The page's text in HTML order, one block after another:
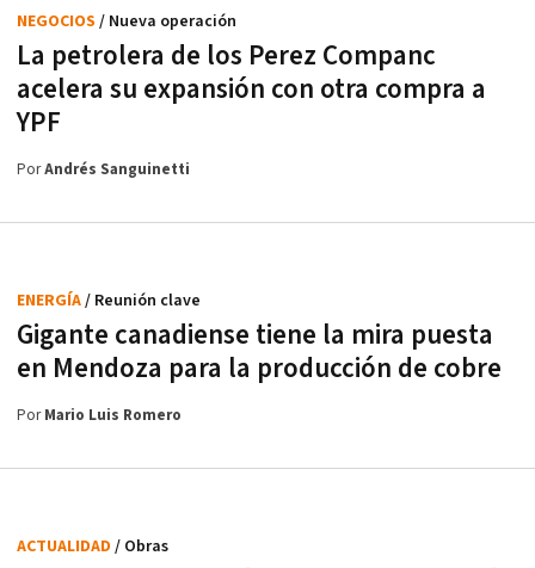
La petrolera de los Perez Companc
acelera su expansión con otra compra a
YPF
NEGOCIOS / Nueva operación
PorAndrés Sanguinetti
Gigante canadiense tiene la mira puesta
en Mendoza para la producción de cobre
ENERGÍA/ Reunión clave
PorMario Luis Romero
ACTUALIDAD / Obras